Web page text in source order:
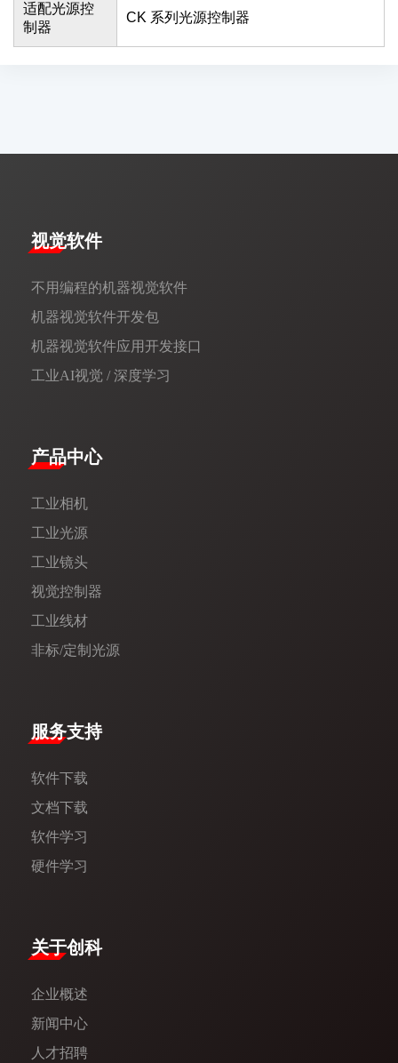
适配光源控
制器
CK 系列光源控制器
视觉软件
不用编程的机器视觉软件
机器视觉软件开发包
机器视觉软件应用开发接口
工业AI视觉 / 深度学习
产品中心
工业相机
工业光源
工业镜头
视觉控制器
工业线材
非标/定制光源
服务支持
软件下载
文档下载
软件学习
硬件学习
​关于创科​
企业概述
新闻中心​
人才招聘